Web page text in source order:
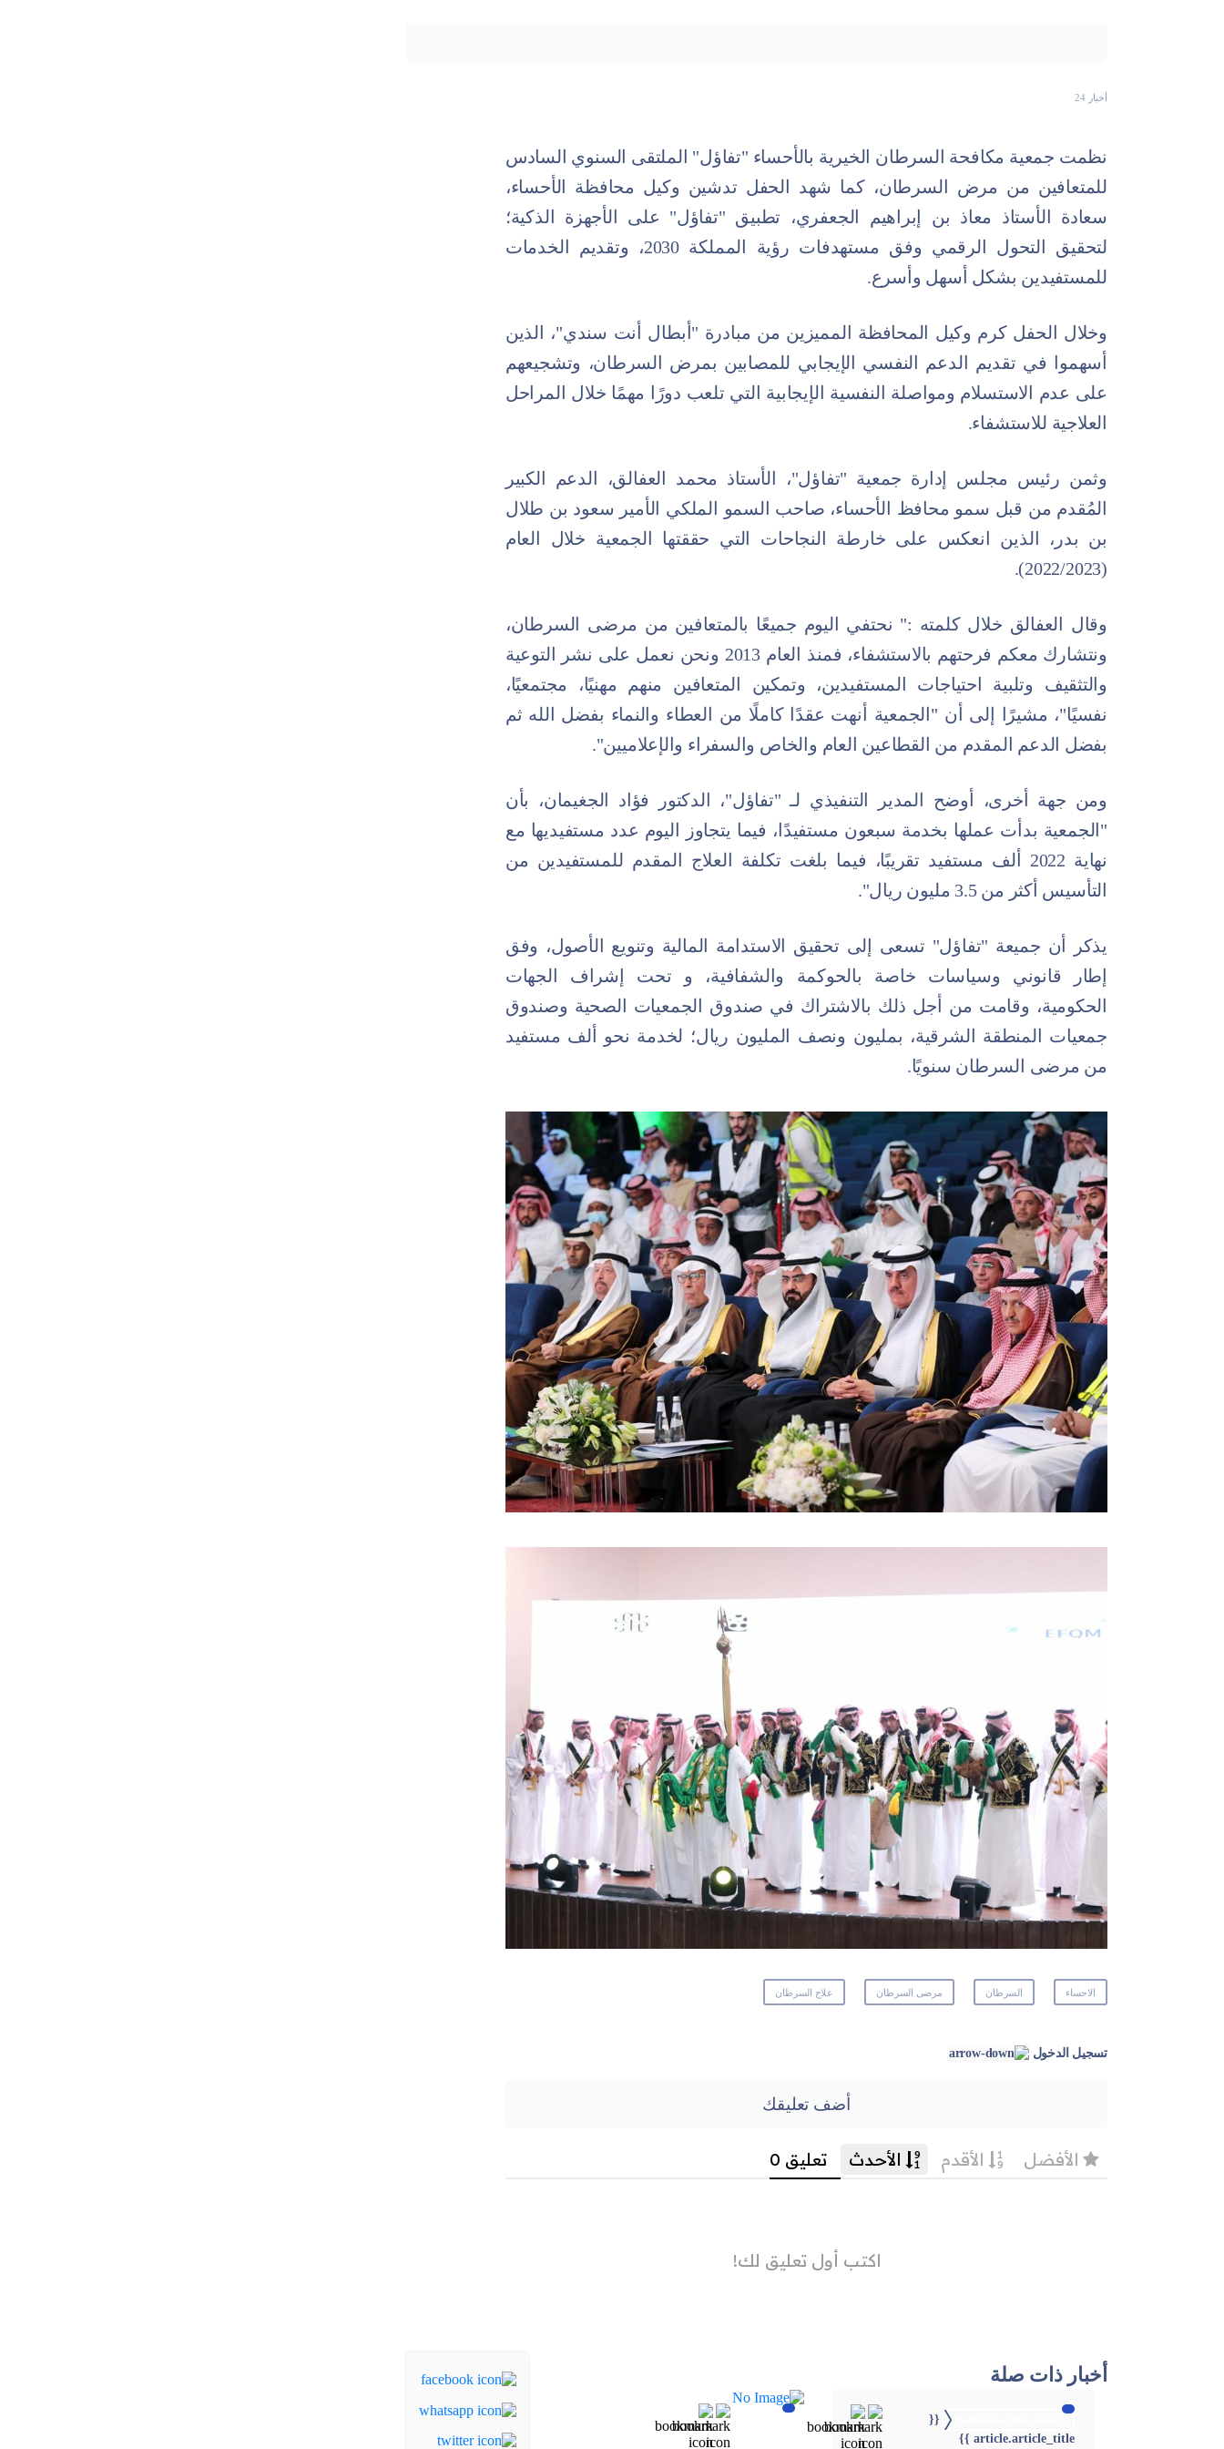
أخبار 24
نظمت جمعية مكافحة السرطان الخيرية بالأحساء "تفاؤل" الملتقى السنوي السادس
للمتعافين من مرض السرطان، كما شهد الحفل تدشين وكيل محافظة الأحساء،
سعادة الأستاذ معاذ بن إبراهيم الجعفري، تطبيق "تفاؤل" على الأجهزة الذكية؛
لتحقيق التحول الرقمي وفق مستهدفات رؤية المملكة 2030، وتقديم الخدمات
للمستفيدين بشكل أسهل وأسرع.
وخلال الحفل كرم وكيل المحافظة المميزين من مبادرة "أبطال أنت سندي"، الذين
أسهموا في تقديم الدعم النفسي الإيجابي للمصابين بمرض السرطان، وتشجيعهم
على عدم الاستسلام ومواصلة النفسية الإيجابية التي تلعب دورًا مهمًا خلال المراحل
العلاجية للاستشفاء.
وثمن رئيس مجلس إدارة جمعية "تفاؤل"، الأستاذ محمد العفالق، الدعم الكبير
المُقدم من قبل سمو محافظ الأحساء، صاحب السمو الملكي الأمير سعود بن طلال
بن بدر، الذين انعكس على خارطة النجاحات التي حققتها الجمعية خلال العام
(2022/2023).
وقال العفالق خلال كلمته :" نحتفي اليوم جميعًا بالمتعافين من مرضى السرطان،
ونتشارك معكم فرحتهم بالاستشفاء، فمنذ العام 2013 ونحن نعمل على نشر التوعية
والتثقيف وتلبية احتياجات المستفيدين، وتمكين المتعافين منهم مهنيًا، مجتمعيًا،
نفسيًا"، مشيرًا إلى أن "الجمعية أنهت عقدًا كاملًا من العطاء والنماء بفضل الله ثم
بفضل الدعم المقدم من القطاعين العام والخاص والسفراء والإعلاميين".
ومن جهة أخرى، أوضح المدير التنفيذي لـ "تفاؤل"، الدكتور فؤاد الجغيمان، بأن
"الجمعية بدأت عملها بخدمة سبعون مستفيدًا، فيما يتجاوز اليوم عدد مستفيديها مع
نهاية 2022 ألف مستفيد تقريبًا، فيما بلغت تكلفة العلاج المقدم للمستفيدين من
التأسيس أكثر من 3.5 مليون ريال".
يذكر أن جميعة "تفاؤل" تسعى إلى تحقيق الاستدامة المالية وتنويع الأصول، وفق
إطار قانوني وسياسات خاصة بالحوكمة والشفافية، و تحت إشراف الجهات
الحكومية، وقامت من أجل ذلك بالاشتراك في صندوق الجمعيات الصحية وصندوق
جمعيات المنطقة الشرقية، بمليون ونصف المليون ريال؛ لخدمة نحو ألف مستفيد
من مرضى السرطان سنويًا.
الاحساء السرطان مرضى السرطان علاج السرطان
تسجيل الدخول
أضف تعليقك
أخبار ذات صلة
{{
article.article_title }}